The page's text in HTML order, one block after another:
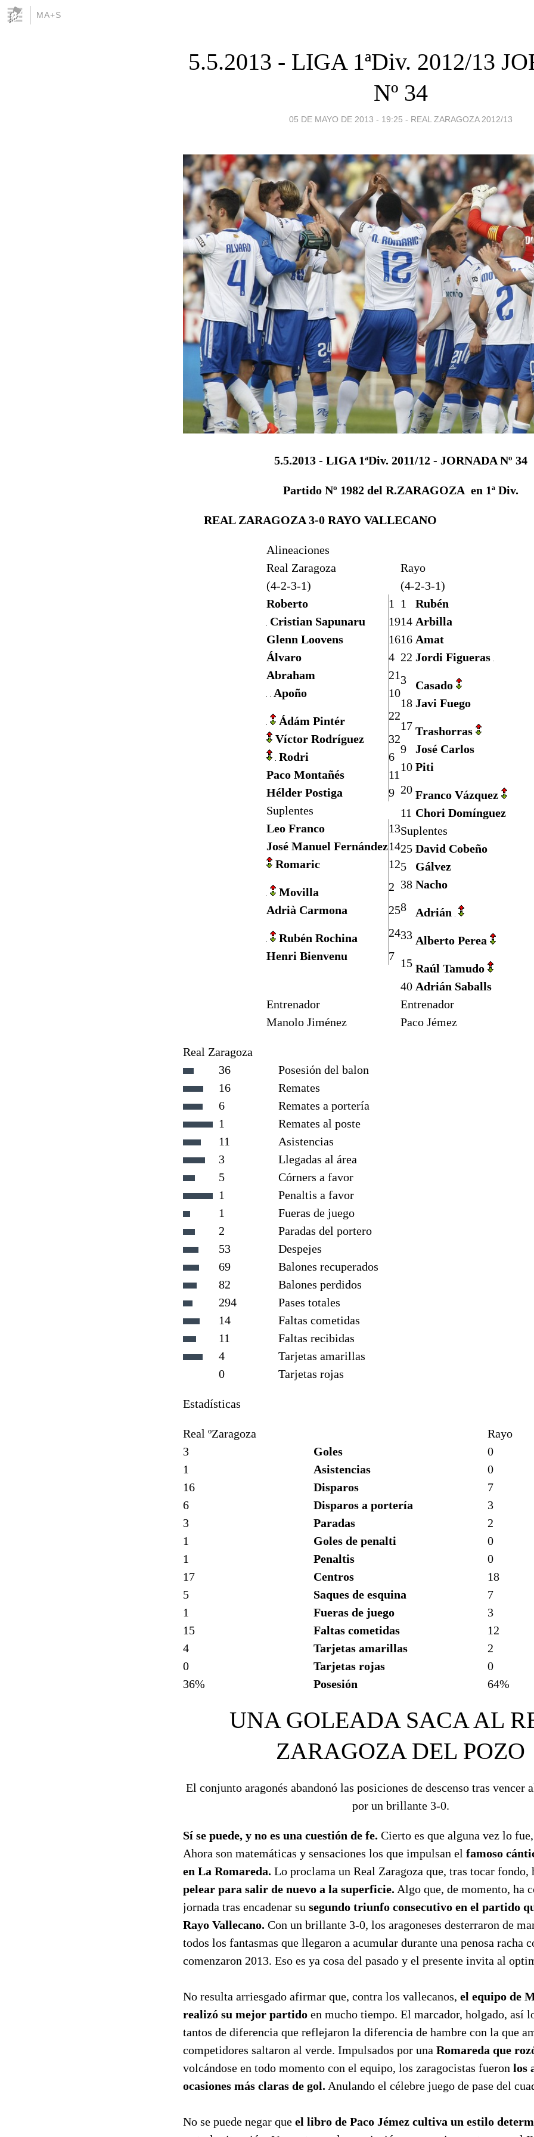
MA+S
5.5.2013 - LIGA 1ªDiv. 2012/13
Nº 34
05 DE MAYO DE 2013 - 19:25 - REAL ZARAGOZA 2012/13
5.5.2013 - LIGA 1ªDiv. 2011/12 - JORNADA Nº 34
Partido Nº 1982 del R.ZARAGOZA en 1ª Div.
REAL ZARAGOZA 3-0 RAYO VALLECANO
Alineaciones
Real Zaragoza
(4-2-3-1)
Roberto
1
Cristian Sapunaru
19
Glenn Loovens
16
Álvaro
4
Abraham
21
Apoño
10
Ádám Pintér
22
Víctor Rodríguez
32
Rodri
6
Paco Montañés
11
Hélder Postiga
9
Suplentes
Leo Franco
13
José Manuel Fernández14
Romaric
12
Movilla
2
Adrià Carmona
25
Rubén Rochina
24
Henri Bienvenu
7
Rayo
(4-2-3-1)
1
Rubén
14 Arbilla
16 Amat
22 Jordi Figueras
3
Casado
18 Javi Fuego
17 Trashorras
9
José Carlos
10 Piti
20 Franco Vázquez
11 Chori Domínguez
Suplentes
25 David Cobeño
5
Gálvez
38 Nacho
8
Adrián
33 Alberto Perea
15 Raúl Tamudo
40 Adrián Saballs
Entrenador
Manolo Jiménez
Entrenador
Paco Jémez
Real Zaragoza
36
Posesión del balon
16
Remates
6
Remates a portería
1
Remates al poste
11
Asistencias
3
Llegadas al área
5
Córners a favor
1
Penaltis a favor
1
Fueras de juego
2
Paradas del portero
53
Despejes
69
Balones recuperados
82
Balones perdidos
294
Pases totales
14
Faltas cometidas
11
Faltas recibidas
4
Tarjetas amarillas
0
Tarjetas rojas
Estadísticas
Real ºZaragoza
Rayo
3
Goles
0
1
Asistencias
0
16
Disparos
7
6
Disparos a portería
3
3
Paradas
2
1
Goles de penalti
0
1
Penaltis
0
17
Centros
18
5
Saques de esquina
7
1
Fueras de juego
3
15
Faltas cometidas
12
4
Tarjetas amarillas
2
0
Tarjetas rojas
0
36%
Posesión 64%
UNA GOLEADA SACA AL
ZARAGOZA DEL POZO
El conjunto aragonés abandonó las posiciones de descenso tras vencer
por un brillante 3-0.
Sí se puede, y no es una cuestión de fe. Cierto es que alguna vez lo
Ahora son matemáticas y sensaciones los que impulsan el famoso
en La Romareda. Lo proclama un Real Zaragoza que, tras tocar fondo,
pelear para salir de nuevo a la superficie. Algo que, de momento, ha
jornada tras encadenar su segundo triunfo consecutivo en el partido
Rayo Vallecano. Con un brillante 3-0, los aragoneses desterraron de
todos los fantasmas que llegaron a acumular durante una penosa racha
comenzaron 2013. Eso es ya cosa del pasado y el presente invita al
No resulta arriesgado afirmar que, contra los vallecanos, el equipo de
realizó su mejor partido en mucho tiempo. El marcador, holgado, así
tantos de diferencia que reflejaron la diferencia de hambre con la que
competidores saltaron al verde. Impulsados por una Romareda que
volcándose en todo momento con el equipo, los zaragocistas fueron los
ocasiones más claras de gol. Anulando el célebre juego de pase del
No se puede negar que el libro de Paco Jémez cultiva un estilo